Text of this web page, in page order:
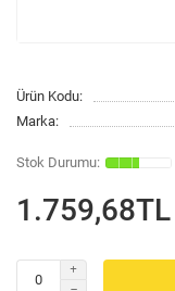
Ürün Kodu:
Marka:
1.759,68TL